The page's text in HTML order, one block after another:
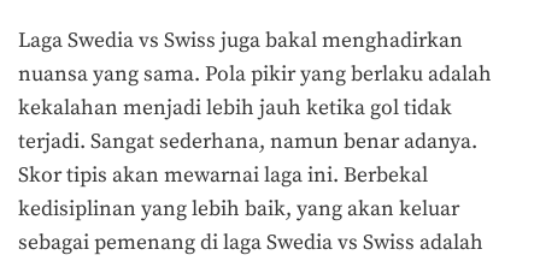
Laga Swedia vs Swiss juga bakal menghadirkan
nuansa yang sama. Pola pikir yang berlaku adalah
kekalahan menjadi lebih jauh ketika gol tidak
terjadi. Sangat sederhana, namun benar adanya.
Skor tipis akan mewarnai laga ini. Berbekal
kedisiplinan yang lebih baik, yang akan keluar
sebagai pemenang di laga Swedia vs Swiss adalah